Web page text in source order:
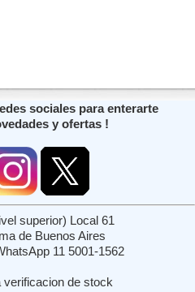
sociales para enterarte
y ofertas !
superior) Local 61
de Buenos Aires
11 5001-1562
verificacion de stock